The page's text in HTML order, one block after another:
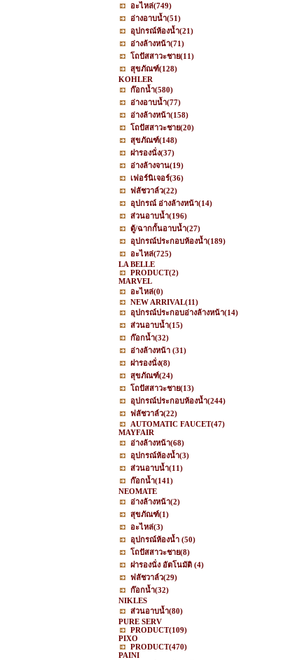
อะไหล่(749)
อ่างอาบน้ำ(51)
อุปกรณ์ห้องน้ำ(21)
อ่างล้างหน้า(71)
โถปัสสาวะชาย(11)
สุขภัณฑ์(128)
KOHLER
ก๊อกน้ำ(580)
อ่างอาบน้ำ(77)
อ่างล้างหน้า(158)
โถปัสสาวะชาย(20)
สุขภัณฑ์(148)
ฝารองนั่ง(37)
อ่างล้างจาน(19)
เฟอร์นิเจอร์(36)
ฟลัชวาล์ว(22)
อุปกรณ์ อ่างล้างหน้า(14)
ส่วนอาบน้ำ(196)
ตู้/ฉากกั้นอาบน้ำ(27)
อุปกรณ์ประกอบห้องน้ำ(189)
อะไหล่(725)
LA BELLE
PRODUCT(2)
MARVEL
อะไหล่(0)
NEW ARRIVAL(11)
อุปกรณ์ประกอบอ่างล้างหน้า(14)
ส่วนอาบน้ำ(15)
ก๊อกน้ำ(32)
อ่างล้างหน้า (31)
ฝารองนั่ง(8)
สุขภัณฑ์(24)
โถปัสสาวะชาย(13)
อุปกรณ์ประกอบห้องน้ำ(244)
ฟลัชวาล์ว(22)
AUTOMATIC FAUCET(47)
MAYFAIR
อ่างล้างหน้า(68)
อุปกรณ์ห้องน้ำ(3)
ส่วนอาบน้ำ(11)
ก๊อกน้ำ(141)
NEOMATE
อ่างล้างหน้า(2)
สุขภัณฑ์(1)
อะไหล่(3)
อุปกรณ์ห้องน้ำ (50)
โถปัสสาวะชาย(8)
ฝารองนั่ง อัตโนมัติ (4)
ฟลัชวาล์ว(29)
ก๊อกน้ำ(32)
NIKLES
ส่วนอาบน้ำ(80)
PURE SERV
PRODUCT(109)
PIXO
PRODUCT(470)
PAINI